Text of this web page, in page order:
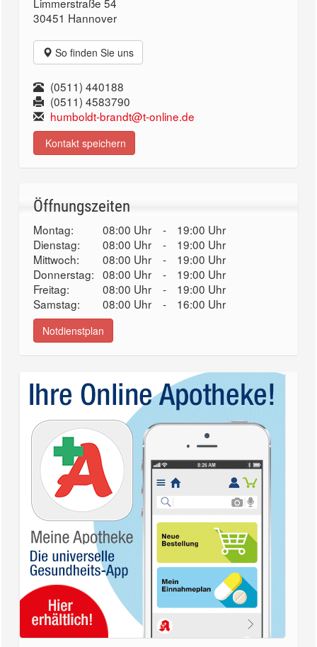
30451 Hannover
So finden Sie uns
(0511) 440188
(0511) 4583790
humboldt-brandt@t-online.de
Kontakt speichern
Öffnungszeiten
Montag: 08:00 Uhr -
19:00 Uhr
Dienstag:
08:00 Uhr -
19:00 Uhr
Mittwoch:
08:00 Uhr -
19:00 Uhr
Donnerstag: 08:00 Uhr -
19:00 Uhr
Freitag:
08:00 Uhr -
19:00 Uhr
Samstag:
08:00 Uhr - 16:00 Uhr
Notdienstplan